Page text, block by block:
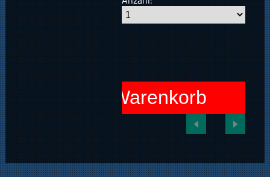
In den Warenkorb